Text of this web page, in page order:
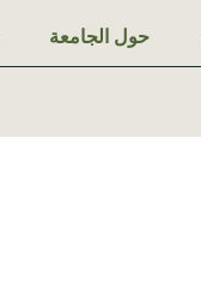
حول الجامعة